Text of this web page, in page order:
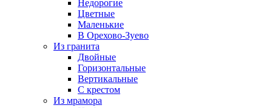
Недорогие
Цветные
Маленькие
В Орехово-Зуево
Из гранита
Двойные
Горизонтальные
Вертикальные
С крестом
Из мрамора